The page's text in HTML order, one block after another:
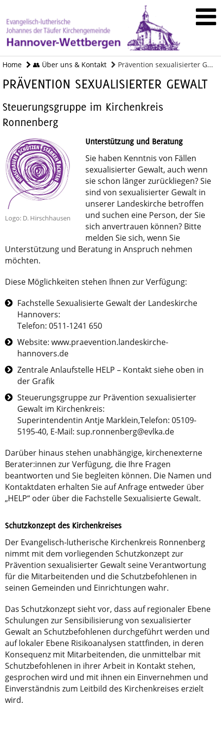
Home 👥 Über uns & Kontakt Prävention sexualisierter G...
PRÄVENTION SEXUALISIERTER GEWALT
Steuerungsgruppe im Kirchenkreis
Ronnenberg
Logo: D. Hirschhausen
Unterstützung und Beratung
Sie haben Kenntnis von Fällen
sexualisierter Gewalt, auch wenn
sie schon länger zurückliegen? Sie
sind von sexualisierter Gewalt in
unserer Landeskirche betroffen
und suchen eine Person, der Sie
sich anvertrauen können? Bitte
melden Sie sich, wenn Sie
Unterstützung und Beratung in Anspruch nehmen
möchten.
Diese Möglichkeiten stehen Ihnen zur Verfügung:
Fachstelle Sexualisierte Gewalt der Landeskirche
Hannovers:
Telefon: 0511-1241 650
Website: www.praevention.landeskirche-
hannovers.de
Zentrale Anlaufstelle HELP – Kontakt siehe oben in
der Grafik
Steuerungsgruppe zur Prävention sexualisierter
Gewalt im Kirchenkreis:
Superintendentin Antje Marklein,Telefon: 05109-
5195-40, E-Mail: sup.ronnenberg@evlka.de
Darüber hinaus stehen unabhängige, kirchenexterne
Berater:innen zur Verfügung, die Ihre Fragen
beantworten und Sie begleiten können. Die Namen und
Kontaktdaten erhalten Sie auf Anfrage entweder über
„HELP“ oder über die Fachstelle Sexualisierte Gewalt.
Schutzkonzept des Kirchenkreises
Der Evangelisch-lutherische Kirchenkreis Ronnenberg
nimmt mit dem vorliegenden Schutzkonzept zur
Prävention sexualisierter Gewalt seine Verantwortung
für die Mitarbeitenden und die Schutzbefohlenen in
seinen Gemeinden und Einrichtungen wahr.
Das Schutzkonzept sieht vor, dass auf regionaler Ebene
Schulungen zur Sensibilisierung von sexualisierter
Gewalt an Schutzbefohlenen durchgeführt werden und
auf lokaler Ebene Risikoanalysen stattfinden, in deren
Konsequenz mit Mitarbeitenden, die unmittelbar mit
Schutzbefohlenen in ihrer Arbeit in Kontakt stehen,
gesprochen wird und mit ihnen ein Einvernehmen und
Einverständnis zum Leitbild des Kirchenkreises erzielt
wird.